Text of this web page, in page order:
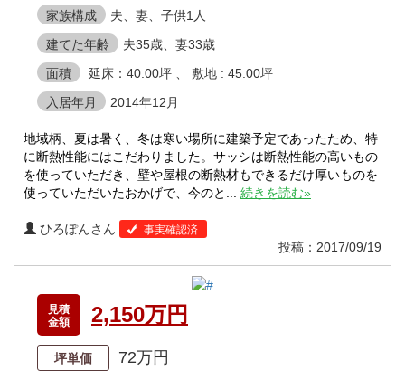
家族構成
夫、妻、子供1人
建てた年齢
夫35歳、妻33歳
面積
延床：40.00坪 、 敷地 : 45.00坪
入居年月
2014年12月
地域柄、夏は暑く、冬は寒い場所に建築予定であったため、特
に断熱性能にはこだわりました。サッシは断熱性能の高いもの
を使っていただき、壁や屋根の断熱材もできるだけ厚いものを
使っていただいたおかげで、今のと... 続きを読む»
ひろぽんさん 事実確認済
投稿：2017/09/19
見積
金額
2,150万円
坪単価 72万円